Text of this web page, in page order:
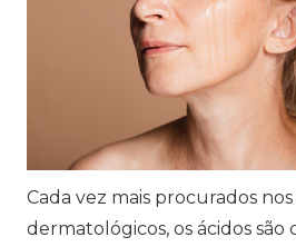
Cada vez mais procurados
dermatológicos, os ácidos